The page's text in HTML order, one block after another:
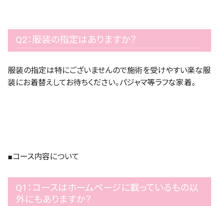
Q2：服装の指定はありますか？
服装の指定は特にございませんので施術を受けやすい楽な服
装にお着替えしてお待ちください。パジャマ等ラフな家着。
■コース内容について
Q1：コースはホームページに載っているもの以
外にもありますか？